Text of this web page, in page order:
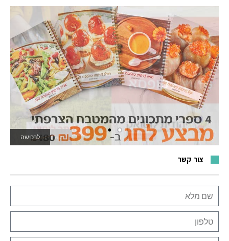
לרכישה
לאתר המשחקים
צור קשר